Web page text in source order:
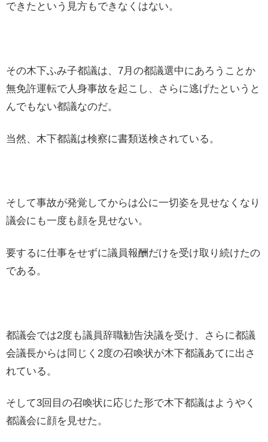
できたという見方もできなくはない。
その木下ふみ子都議は、7月の都議選中にあろうことか
無免許運転で人身事故を起こし、さらに逃げたというと
んでもない都議なのだ。
当然、木下都議は検察に書類送検されている。
そして事故が発覚してからは公に一切姿を見せなくなり
議会にも一度も顔を見せない。
要するに仕事をせずに議員報酬だけを受け取り続けたの
である。
都議会では2度も議員辞職勧告決議を受け、さらに都議
会議長からは同じく2度の召喚状が木下都議あてに出さ
れている。
そして3回目の召喚状に応じた形で木下都議はようやく
都議会に顔を見せた。